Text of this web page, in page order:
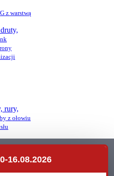
z warstwą
rury,
z ołowiu
16.08.2026